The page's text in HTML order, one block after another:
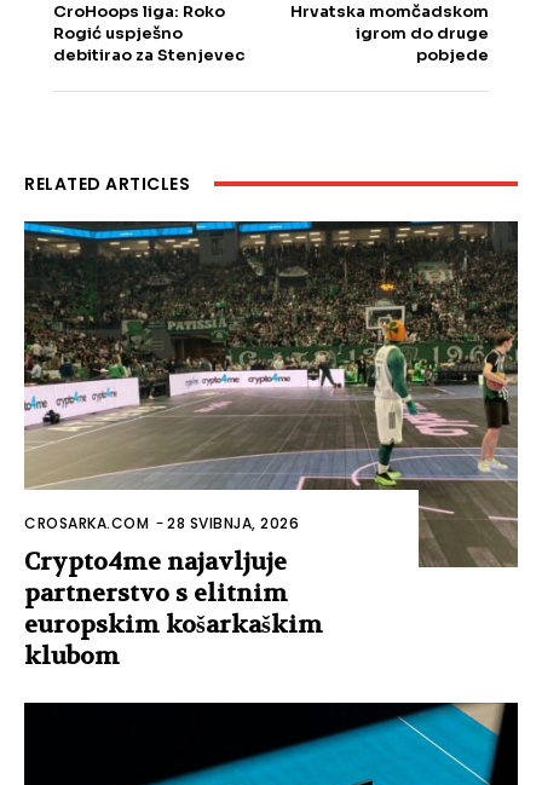
CroHoops liga: Roko
Rogić uspješno
debitirao za Stenjevec
Hrvatska momčadskom
igrom do druge
pobjede
RELATED ARTICLES
CROSARKA.COM -28 SVIBNJA, 2026
Crypto4me najavljuje
partnerstvo s elitnim
europskim košarkaškim
klubom